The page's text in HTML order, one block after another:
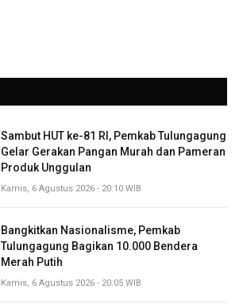
Sambut HUT ke-81 RI, Pemkab Tulungagung
Gelar Gerakan Pangan Murah dan Pameran
Produk Unggulan
Kamis, 6 Agustus 2026 - 20:10 WIB
Bangkitkan Nasionalisme, Pemkab
Tulungagung Bagikan 10.000 Bendera
Merah Putih
Kamis, 6 Agustus 2026 - 20:05 WIB